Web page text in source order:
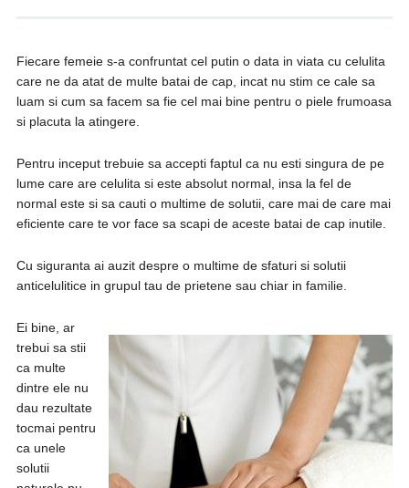
Fiecare femeie s-a confruntat cel putin o data in viata cu celulita
care ne da atat de multe batai de cap, incat nu stim ce cale sa
luam si cum sa facem sa fie cel mai bine pentru o piele frumoasa
si placuta la atingere.
Pentru inceput trebuie sa accepti faptul ca nu esti singura de pe
lume care are celulita si este absolut normal, insa la fel de
normal este si sa cauti o multime de solutii, care mai de care mai
eficiente care te vor face sa scapi de aceste batai de cap inutile.
Cu siguranta ai auzit despre o multime de sfaturi si solutii
anticelulitice in grupul tau de prietene sau chiar in familie.
Ei bine, ar
trebui sa stii
ca multe
dintre ele nu
dau rezultate
tocmai pentru
ca unele
solutii